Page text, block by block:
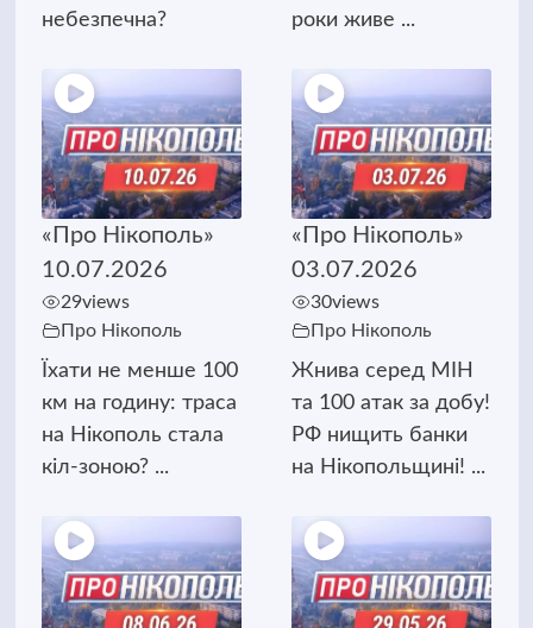
небезпечна?
роки живе ...
«Про Нікополь»
10.07.2026
29views
Про Нікополь
Їхати не менше 100
км на годину: траса
на Нікополь стала
кіл-зоною? ...
«Про Нікополь»
03.07.2026
30views
Про Нікополь
Жнива серед МІН
та 100 атак за добу!
РФ нищить банки
на Нікопольщині! ...